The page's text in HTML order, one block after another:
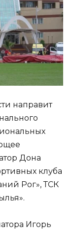
направит
Дона
клуба
Рог», ТСК
Игорь